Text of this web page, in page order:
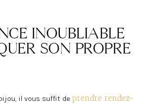
INOUBLIABLE
SON PROPRE
il vous suffit de prendre rendez-